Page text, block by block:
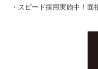
・スピード採用実施中！